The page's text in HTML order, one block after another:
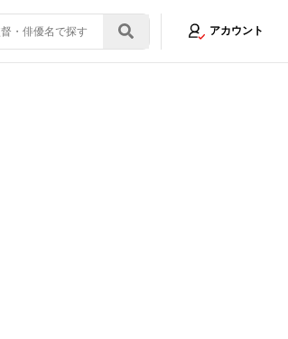
アカウント